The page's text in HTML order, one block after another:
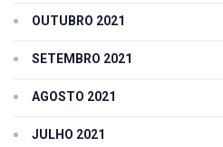
OUTUBRO 2021
SETEMBRO 2021
AGOSTO 2021
JULHO 2021